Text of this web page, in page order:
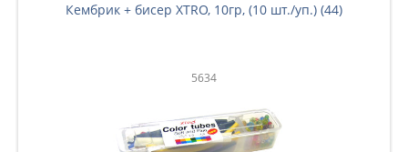
Кембрик + бисер XTRO, 10гр, (10 шт./уп.) (44)
5634